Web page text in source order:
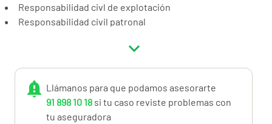
Responsabilidad civl de explotación
Responsabilidad civil patronal
91.898.10.18 o a
ayudarte.
Llámanos para que podamos asesorarte
91 898 10 18 si tu caso reviste problemas con
tu aseguradora